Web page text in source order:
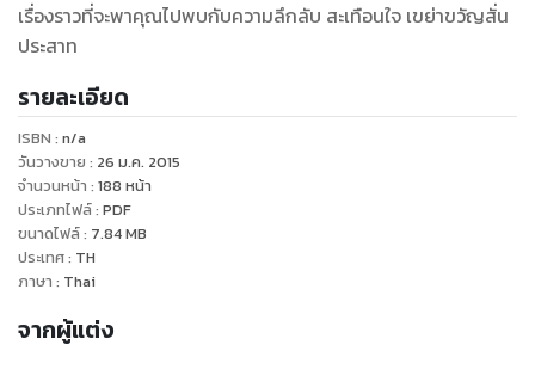
เรื่องราวที่จะพาคุณไปพบกับความลึกลับ สะเทือนใจ เขย่าขวัญสั่น
ประสาท
รายละเอียด
ISBN : n/a
วันวางขาย : 26 ม.ค. 2015
จำนวนหน้า : 188 หน้า
ประเภทไฟล์: PDF
ขนาดไฟล์: 7.84MB
ประเทศ: TH
ภาษา : Thai
จากผู้แต่ง